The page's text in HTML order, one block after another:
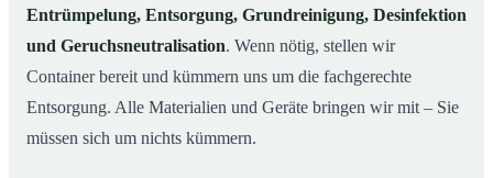
Entrümpelung, Entsorgung, Grundreinigung, Desinfektion
und Geruchsneutralisation. Wenn nötig, stellen wir
Container bereit und kümmern uns um die fachgerechte
Entsorgung. Alle Materialien und Geräte bringen wir mit – Sie
müssen sich um nichts kümmern.